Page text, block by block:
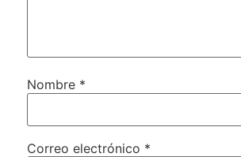
Nombre *
Correo electrónico *